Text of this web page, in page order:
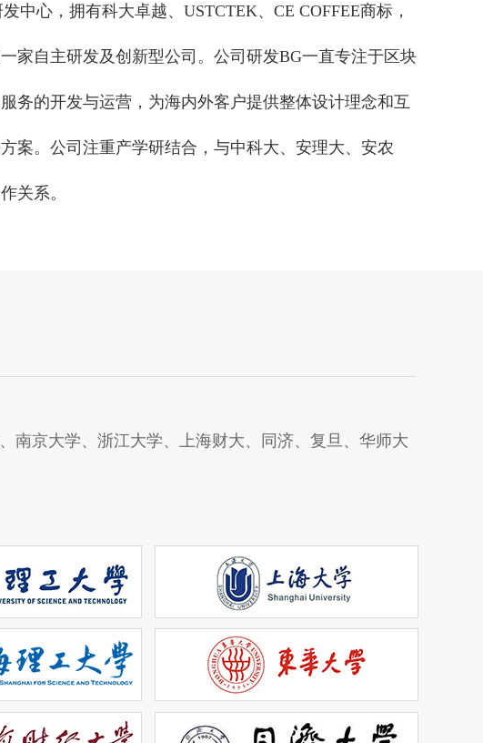
中心，拥有科大卓越、USTCTEK、CE COFFEE商标，
家自主研发及创新型公司。公司研发BG一直专注于区块
务的开发与运营，为海内外客户提供整体设计理念和互
案。公司注重产学研结合，与中科大、安理大、安农
关系。
南京大学、浙江大学、上海财大、同济、复旦、华师大